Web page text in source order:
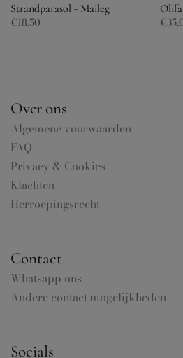
Strandparasol - Maileg
€18,50
Over ons
Algemene voorwaarden
FAQ
Privacy & Cookies
Klachten
Herroepingsrecht
Contact
Whatsapp ons
Andere contact mogelijkheden
Socials